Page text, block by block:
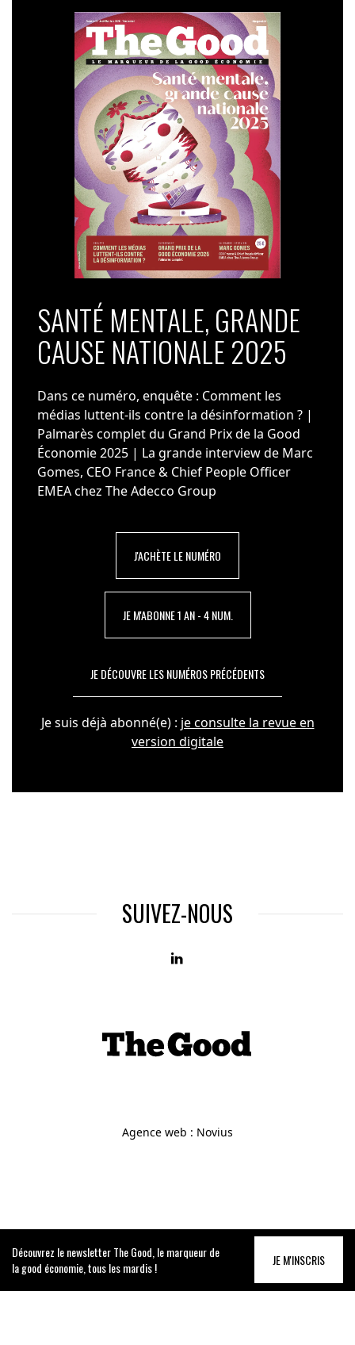
SANTÉ MENTALE, GRANDE
CAUSE NATIONALE 2025
Dans ce numéro, enquête : Comment les
médias luttent-ils contre la désinformation ? |
Palmarès complet du Grand Prix de la Good
Économie 2025 | La grande interview de Marc
Gomes, CEO France & Chief People Officer
EMEA chez The Adecco Group
J'ACHÈTE LE NUMÉRO
JE M'ABONNE 1 AN - 4 NUM.
JE DÉCOUVRE LES NUMÉROS PRÉCÉDENTS
Je suis déjà abonné(e) : je consulte la revue en
version digitale
SUIVEZ-NOUS
Agence web : Novius
Découvrez le newsletter The Good, le marqueur de
la good économie, tous les mardis !
JE M'INSCRIS